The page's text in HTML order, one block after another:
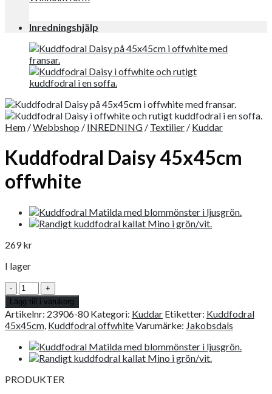
Inredningshjälp
Hem /Webbshop / INREDNING / Textilier / Kuddar
Kuddfodral Daisy 45x45cm
offwhite
269kr
I lager
Kuddfodral
Daisy
45x45cm
offwhite
mängd
Lägg till i varukorg
Artikelnr: 23906-80 Kategori: Kuddar Etiketter: Kuddfodral
45x45cm, Kuddfodral offwhiteVarumärke: Jakobsdals
PRODUKTER